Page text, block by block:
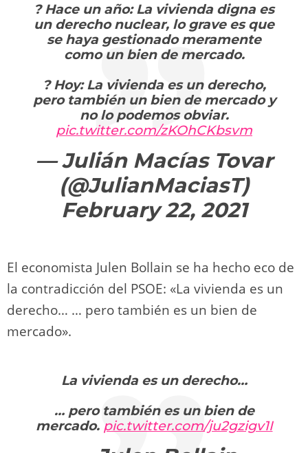
? Hace un año: La vivienda digna es
un derecho nuclear, lo grave es que
se haya gestionado meramente
como un bien de mercado.
? Hoy: La vivienda es un derecho,
pero también un bien de mercado y
no lo podemos obviar.
pic.twitter.com/zKOhCKbsvm
— Julián Macías Tovar
(@JulianMaciasT)
February 22, 2021
El economista Julen Bollain se ha hecho eco de
la contradicción del PSOE: «La vivienda es un
derecho… … pero también es un bien de
mercado».
La vivienda es un derecho…
… pero también es un bien de
mercado. pic.twitter.com/ju2gzigv1I